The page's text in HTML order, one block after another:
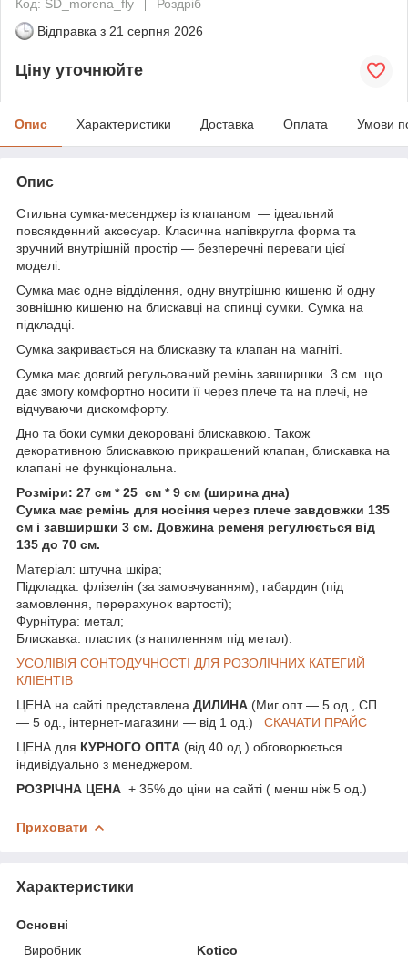
Код: SD_morena_fly
Роздріб
Відправка з 21 серпня 2026
Ціну уточнюйте
Опис Характеристики Доставка Оплата Умови
Опис
Стильна сумка-месенджер із клапаном — ідеальний
повсякденний аксесуар. Класична напівкругла форма та
зручний внутрішній простір — безперечні переваги цієї
моделі.
Сумка має одне відділення, одну внутрішню кишеню й одну
зовнішню кишеню на блискавці на спинці сумки. Сумка на
підкладці.
Сумка закривається на блискавку та клапан на магніті.
Сумка має довгий регульований ремінь завширшки 3 см що
дає змогу комфортно носити її через плече та на плечі, не
відчуваючи дискомфорту.
Дно та боки сумки декоровані блискавкою. Також
декоративною блискавкою прикрашений клапан, блискавка на
клапані не функціональна.
Розміри: 27 см * 25 см * 9 см (ширина дна)
Сумка має ремінь для носіння через плече завдовжки 135
см і завширшки 3 см. Довжина ременя регулюється від
135 до 70 см.
Матеріал: штучна шкіра;
Підкладка: флізелін (за замовчуванням), габардин (під
замовлення, перерахунок вартості);
Фурнітура: метал;
Блискавка: пластик (з напиленням під метал).
УСОЛІВІЯ СОНТОДУЧНОСТІ ДЛЯ РОЗОЛІЧНИХ КАТЕГИЙ
КЛІЕНТІВ
ЦЕНА на сайті представлена ДИЛИНА (Миг опт — 5 од., СП
— 5 од., інтернет-магазини — від 1 од.) СКАЧАТИ ПРАЙС
ЦЕНА для КУРНОГО ОПТА (від 40 од.) обговорюється
індивідуально з менеджером.
РОЗРІЧНА ЦЕНА + 35% до ціни на сайті ( менш ніж 5 од.)
Приховати
Характеристики
Основні
Виробник
Kotico